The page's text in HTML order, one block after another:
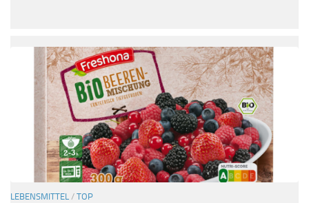
LEBENSMITTEL / TOP